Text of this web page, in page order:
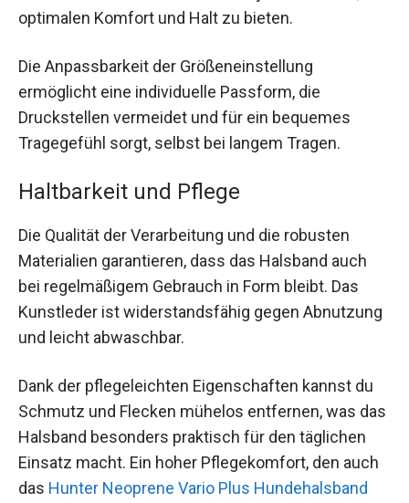
optimalen Komfort und Halt zu bieten.
Die Anpassbarkeit der Größeneinstellung
ermöglicht eine individuelle Passform, die
Druckstellen vermeidet und für ein bequemes
Tragegefühl sorgt, selbst bei langem Tragen.
Haltbarkeit und Pflege
Die Qualität der Verarbeitung und die robusten
Materialien garantieren, dass das Halsband auch
bei regelmäßigem Gebrauch in Form bleibt. Das
Kunstleder ist widerstandsfähig gegen Abnutzung
und leicht abwaschbar.
Dank der pflegeleichten Eigenschaften kannst du
Schmutz und Flecken mühelos entfernen, was das
Halsband besonders praktisch für den täglichen
Einsatz macht. Ein hoher Pflegekomfort, den auch
das Hunter Neoprene Vario Plus Hundehalsband